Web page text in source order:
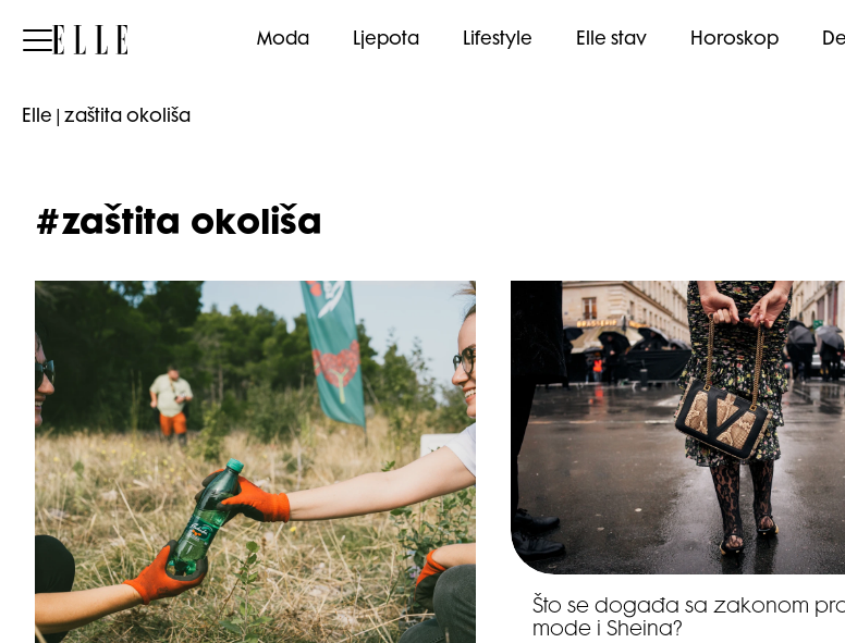
Elle Moda Ljepota Lifestyle Elle stav Horoskop
Elle zaštita okoliša
#zaštita okoliša
Što se događa sa zakonom
mode i Sheina?